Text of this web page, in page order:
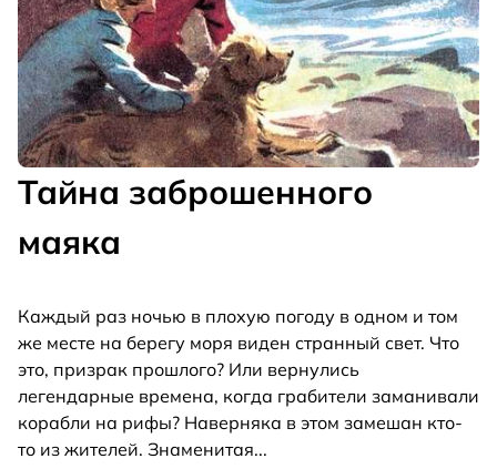
Тайна заброшенного
маяка
Каждый раз ночью в плохую погоду в одном и том
же месте на берегу моря виден странный свет. Что
это, призрак прошлого? Или вернулись
легендарные времена, когда грабители заманивали
корабли на рифы? Наверняка в этом замешан кто-
то из жителей. Знаменитая...